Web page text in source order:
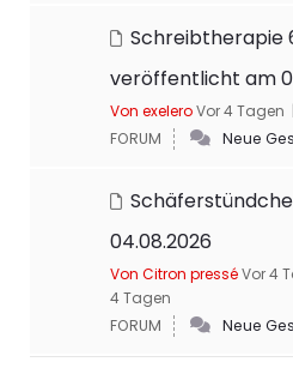
Schreibtherapie
veröffentlicht am
Von exeleroVor 4 Tagen |
FORUM
Neue
04.08.2026
Von Citron presséVor 4
4 Tagen
FORUM
Neue